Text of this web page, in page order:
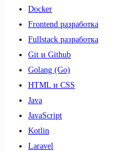
Docker
Frontend разработка
Fullstack разработка
Git и Github
Golang (Go)
HTML и CSS
Java
JavaScript
Kotlin
Laravel